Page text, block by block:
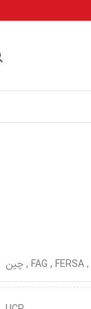
FAG , FERSA ,
,چین